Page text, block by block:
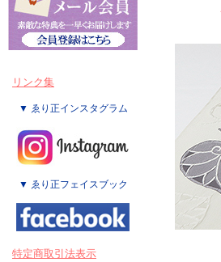
リンク集
▼ ゑり正インスタグラム
▼ ゑり正フェイスブック
特定商取引法表示